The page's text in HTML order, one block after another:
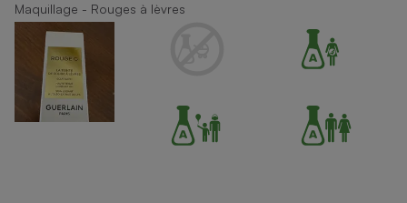
Maquillage - Rouges à lèvres